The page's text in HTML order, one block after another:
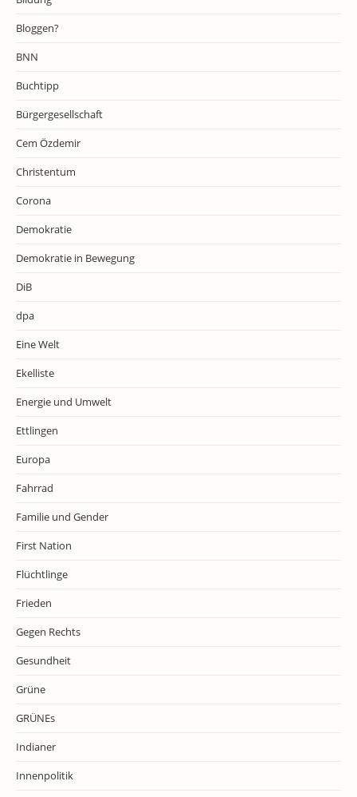
Bloggen?
BNN
Buchtipp
Bürgergesellschaft
Cem Özdemir
Christentum
Corona
Demokratie
Demokratie in Bewegung
DiB
dpa
Eine Welt
Ekelliste
Energie und Umwelt
Ettlingen
Europa
Fahrrad
Familie und Gender
First Nation
Flüchtlinge
Frieden
Gegen Rechts
Gesundheit
Grüne
GRÜNEs
Indianer
Innenpolitik